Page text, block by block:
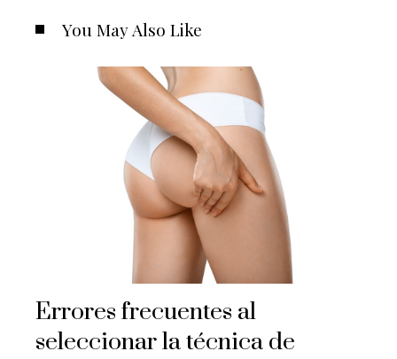
You May Also Like
Errores frecuentes al
seleccionar la técnica de